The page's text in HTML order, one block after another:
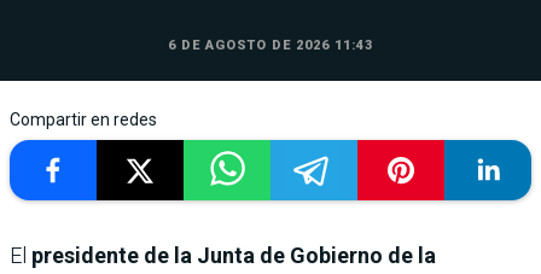
6 DE AGOSTO DE 2026 11:43
Compartir en redes
El presidente de la Junta de Gobierno de la